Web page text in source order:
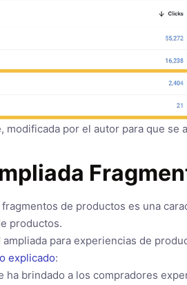
modificada por el autor para que se
de productos es una
productos.
para experiencias de
explicado:
ha brindado a los compradores